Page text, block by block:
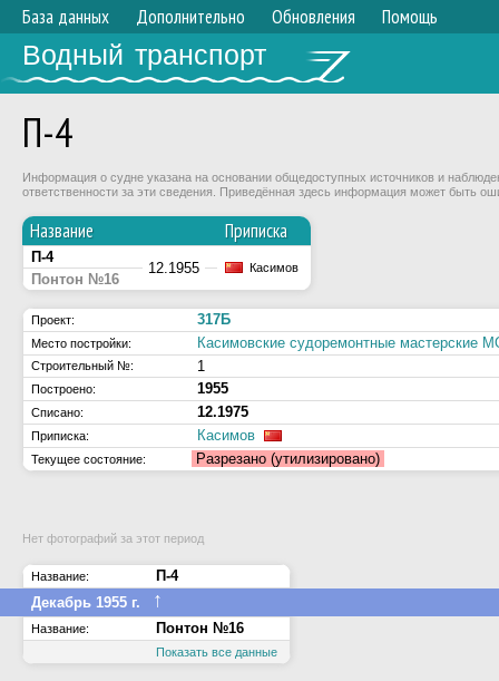
База данных Дополнительно Обновления Помощь
Водный транспорт
П-4
Информация о судне указана на основании общедоступных источников и
ответственности за эти сведения. Приведённая здесь информация может быть
Название Приписка
П-4
12.1955 Касимов
Понтон №16
Проект: 317Б
Место постройки: Касимовские судоремонтные
Строительный №: 1
Построено: 1955
Списано: 12.1975
Приписка: Касимов
Текущее состояние: Разрезано (утилизировано)
Нет фотографий за этот период
Название:
П-4
Декабрь 1955 г.
↑
Название: Понтон №16
Показать все данные